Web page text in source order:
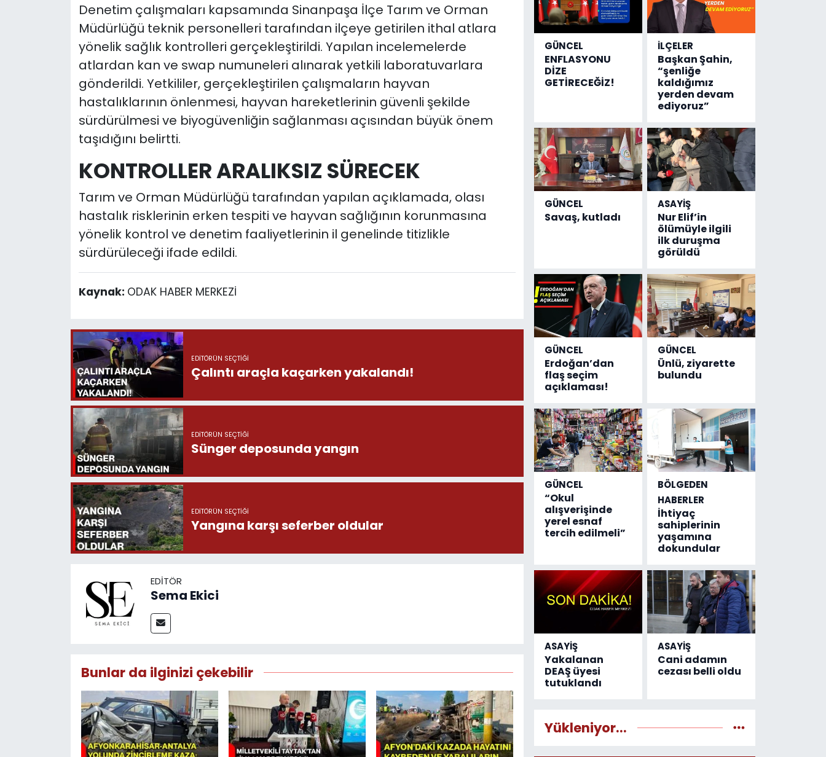
Denetim çalışmaları kapsamında Sinanpaşa İlçe Tarım ve Orman
Müdürlüğü teknik personelleri tarafından ilçeye getirilen ithal atlara
yönelik sağlık kontrolleri gerçekleştirildi. Yapılan incelemelerde
atlardan kan ve swap numuneleri alınarak yetkili laboratuvarlara
gönderildi. Yetkililer, gerçekleştirilen çalışmaların hayvan
hastalıklarının önlenmesi, hayvan hareketlerinin güvenli şekilde
sürdürülmesi ve biyogüvenliğin sağlanması açısından büyük önem
taşıdığını belirtti.
KONTROLLER ARALIKSIZ SÜRECEK
Tarım ve Orman Müdürlüğü tarafından yapılan açıklamada, olası
hastalık risklerinin erken tespiti ve hayvan sağlığının korunmasına
yönelik kontrol ve denetim faaliyetlerinin il genelinde titizlikle
sürdürüleceği ifade edildi.
Kaynak: ODAK HABER MERKEZİ
EDITÖRÜN SEÇTIĞI
Çalıntı araçla kaçarken yakalandı!
EDITÖRÜN SEÇTIĞI
Sünger deposunda yangın
EDITÖRÜN SEÇTIĞI
Yangına karşı seferber oldular
EDITÖR
Sema Ekici
Bunlar da ilginizi çekebilir
GÜNCEL
ENFLASYONU
DİZE
GETİRECEĞİZ!
İLÇELER
Başkan Şahin,
“şenliğe
kaldığımız
yerden devam
ediyoruz”
GÜNCEL
Savaş, kutladı
ASAYİŞ
Nur Elif’in
ölümüyle ilgili
ilk duruşma
görüldü
GÜNCEL
Erdoğan’dan
flaş seçim
açıklaması!
GÜNCEL
Ünlü, ziyarette
bulundu
GÜNCEL
“Okul
alışverişinde
yerel esnaf
tercih edilmeli”
BÖLGEDEN
HABERLER
İhtiyaç
sahiplerinin
yaşamına
dokundular
ASAYİŞ
Yakalanan
DEAŞ üyesi
tutuklandı
ASAYİŞ
Cani adamın
cezası belli oldu
Yükleniyor...